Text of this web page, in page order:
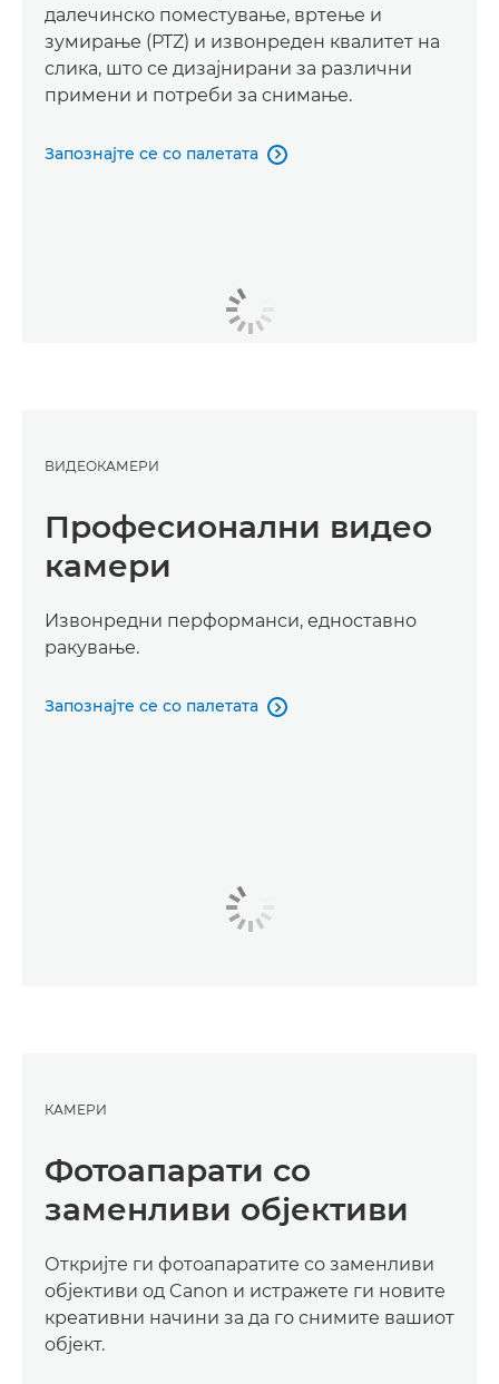
далечинско поместување, вртење и
зумирање (PTZ) и извонреден квалитет на
слика, што се дизајнирани за различни
примени и потреби за снимање.
Запознајте се со палетата 
ВИДЕОКАМЕРИ
Професионални видео
камери
Извонредни перформанси, едноставно
ракување.
Запознајте се со палетата 
КАМЕРИ
Фотоапарати со
заменливи објективи
Откријте ги фотоапаратите со заменливи
објективи од Canon и истражете ги новите
креативни начини за да го снимите вашиот
објект.